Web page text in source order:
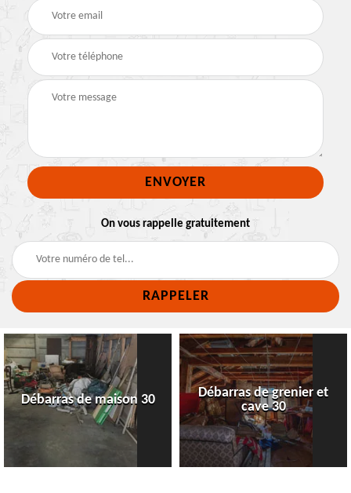
On vous rappelle gratuitement
Débarras de maison 30
Débarras de grenier et
cave 30